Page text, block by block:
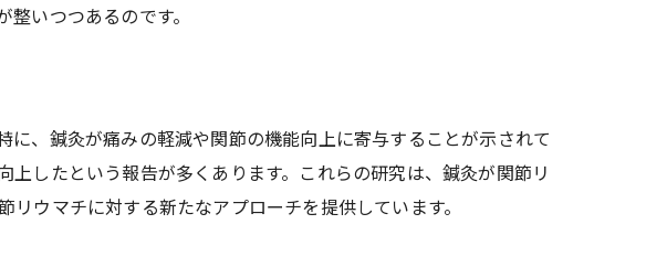
る最新研究の紹介
性
生理学的効果
用と安全性
いつつあるのです。
、鍼灸が痛みの軽減や関節の機能向上に寄与することが示されて
したという報告が多くあります。これらの研究は、鍼灸が関節リ
ウマチに対する新たなアプローチを提供しています。